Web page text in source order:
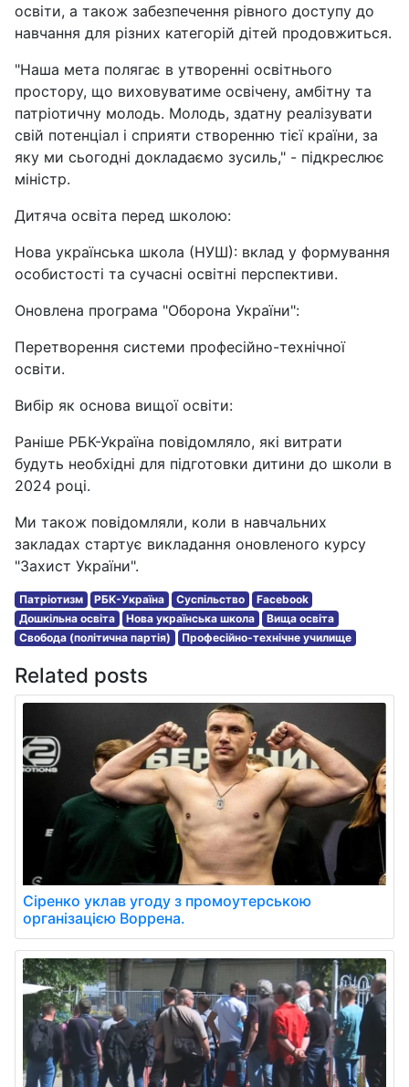
освіти, а також забезпечення рівного доступу до
навчання для різних категорій дітей продовжиться.
"Наша мета полягає в утворенні освітнього
простору, що виховуватиме освічену, амбітну та
патріотичну молодь. Молодь, здатну реалізувати
свій потенціал і сприяти створенню тієї країни, за
яку ми сьогодні докладаємо зусиль," - підкреслює
міністр.
Дитяча освіта перед школою:
Нова українська школа (НУШ): вклад у формування
особистості та сучасні освітні перспективи.
Оновлена програма "Оборона України":
Перетворення системи професійно-технічної
освіти.
Вибір як основа вищої освіти:
Раніше РБК-Україна повідомляло, які витрати
будуть необхідні для підготовки дитини до школи в
2024 році.
Ми також повідомляли, коли в навчальних
закладах стартує викладання оновленого курсу
"Захист України".
Патріотизм РБК-Україна Суспільство
Facebook
Дошкільна освіта
Нова українська школа
Вища освіта
Свобода (політична партія)
Професійно-технічне училище
Related posts
Сіренко уклав угоду з промоутерською
організацією Воррена.